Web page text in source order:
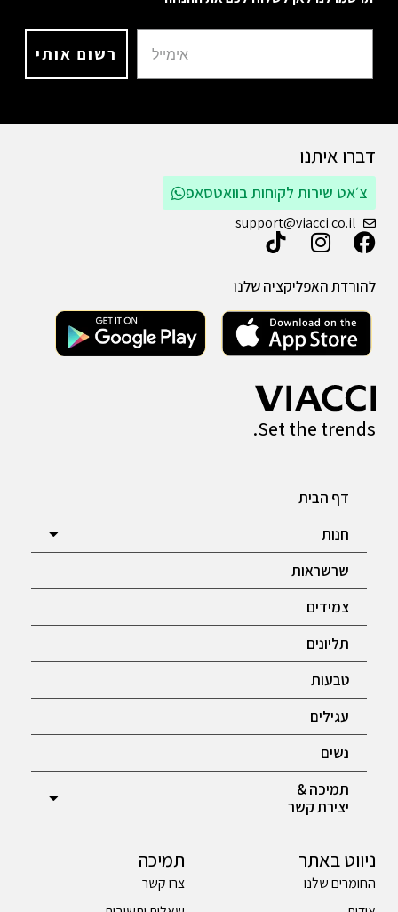
דברו איתנו
צ׳אט שירות לקוחות בוואטסאפ
support@viacci.co.il
להורדת האפליקציה שלנו
Set the trends.
דף הבית
חנות
שרשראות
צמידים
תליונים
טבעות
עגילים
נשים
תמיכה &
יצירת קשר
ניווט באתר
החומרים שלנו
תמיכה
צרו קשר
רשום אותי